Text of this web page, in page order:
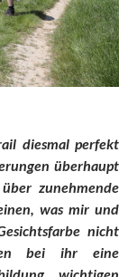
diesmal perfekt
überhaupt
zunehmende
was mir und
nicht
bei ihr eine
wichtigen